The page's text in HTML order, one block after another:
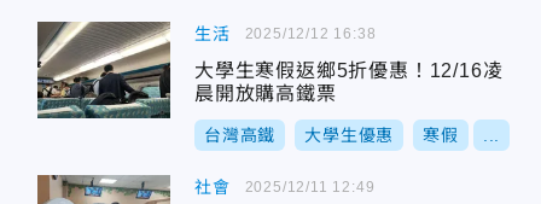
生活
大學生寒假返鄉5折優惠！12/16凌
晨開放購高鐵票
台灣高鐵 大學生優惠 寒假
2025/12/12 16:38
社會 2025/12/11 12:49